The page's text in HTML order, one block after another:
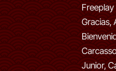
Gracias,
Junior,